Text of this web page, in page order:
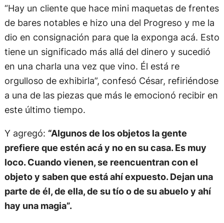
“Hay un cliente que hace mini maquetas de frentes
de bares notables e hizo una del Progreso y me la
dio en consignación para que la exponga acá. Esto
tiene un significado más allá del dinero y sucedió
en una charla una vez que vino. Él está re
orgulloso de exhibirla”, confesó César, refiriéndose
a una de las piezas que más le emocionó recibir en
este último tiempo.
Y agregó: “Algunos de los objetos la gente
prefiere que estén acá y no en su casa. Es muy
loco. Cuando vienen, se reencuentran con el
objeto y saben que está ahí expuesto. Dejan una
parte de él, de ella, de su tío o de su abuelo y ahí
hay una magia”.